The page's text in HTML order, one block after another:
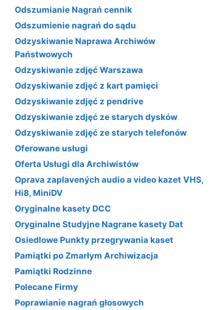
Odszumianie Nagrań cennik
Odszumienie nagrań do sądu
Odzyskiwanie Naprawa Archiwów
Państwowych
Odzyskiwanie zdjęć Warszawa
Odzyskiwanie zdjęć z kart pamięci
Odzyskiwanie zdjęć z pendrive
Odzyskiwanie zdjęć ze starych dysków
Odzyskiwanie zdjęć ze starych telefonów
Oferowane usługi
Oferta Usługi dla Archiwistów
Oprava zaplavených audio a video kazet VHS,
Hi8, MiniDV
Oryginalne kasety DCC
Oryginalne Studyjne Nagrane kasety Dat
Osiedlowe Punkty przegrywania kaset
Pamiątki po Zmarłym Archiwizacja
Pamiątki Rodzinne
Polecane Firmy
Poprawianie nagrań głosowych